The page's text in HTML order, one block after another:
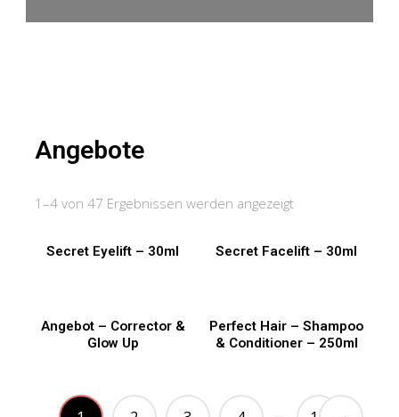
Angebote
1–4 von 47 Ergebnissen werden angezeigt
Secret Eyelift – 30ml Secret Facelift – 30ml
Angebot – Corrector &
Glow Up
Perfect Hair – Shampoo
& Conditioner – 250ml